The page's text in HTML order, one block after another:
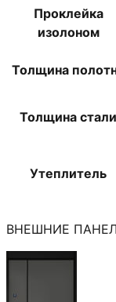
Проклейка
изолоном
Толщина
Толщина стали
Утеплитель
ВНЕШНИЕ